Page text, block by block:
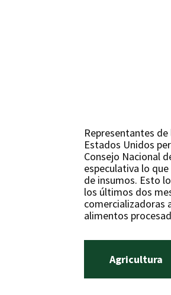
Representantes
Estados Unidos
Consejo Nacional
especulativa lo
de insumos. Esto
los últimos dos
comercializadoras
alimentos
Agricultura